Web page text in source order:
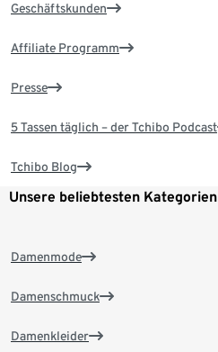
Geschäftskunden
Affiliate Programm
Presse
5 Tassen täglich – der Tchibo Podcast
Tchibo Blog
Unsere beliebtesten Kategorien
Damenmode
Damenschmuck
Damenkleider